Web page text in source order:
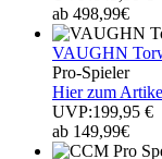
ab 498,99€
VAUGHN
Pro-Spieler
Hier zum
UVP:199,95 €
ab 149,99€